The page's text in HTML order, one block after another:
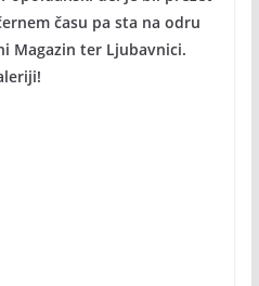
času pa sta na odru
Magazin ter Ljubavnici.